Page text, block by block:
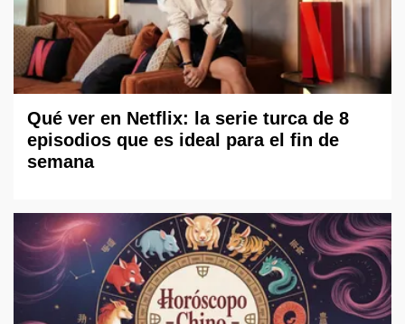
Qué ver en Netflix: la serie turca de 8
episodios que es ideal para el fin de
semana